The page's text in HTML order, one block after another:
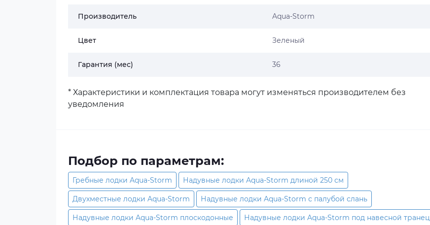
Производитель Aqua-Storm
Цвет Зеленый
Гарантия (мес) 36
* Характеристики и комплектация товара могут изменяться производителем без
уведомления
Подбор по параметрам:
Гребные лодки Aqua-Storm Надувные лодки Aqua-Storm длиной 250 см
Двухместные лодки Aqua-Storm Надувные лодки Aqua-Storm с палубой слань
Надувные лодки Aqua-Storm плоскодонные Надувные лодки Aqua-Storm под навесной транец